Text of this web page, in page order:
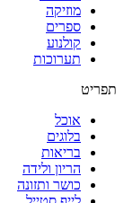
מוזיקה
ספרים
קולנוע
תערוכות
בלוגים
בריאות
הריון ולידה
כושר ותזונה